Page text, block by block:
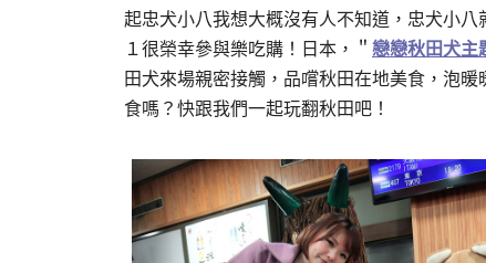
起忠犬小八我想大概沒有人不知道，忠犬小
１很榮幸參與樂吃購！日本，＂ 戀戀秋田犬主
田犬來場親密接觸，品嚐秋田在地美食，泡
食嗎？快跟我們一起玩翻秋田吧！